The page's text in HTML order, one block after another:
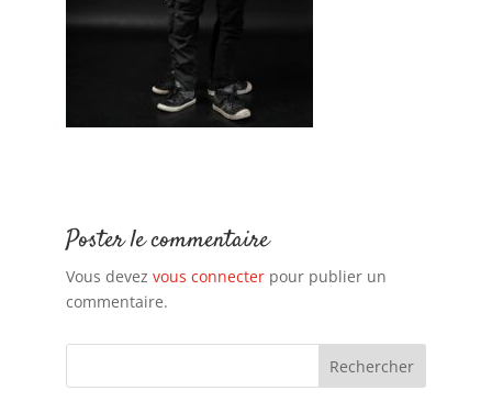
Poster le commentaire
Vous devez vous connecterpour publier un
commentaire.